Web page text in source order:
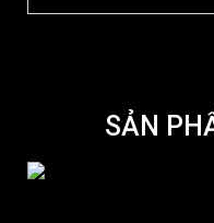
SẢN